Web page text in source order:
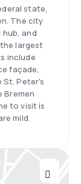
state,
The city
and
largest
include
façade,
St. Peter's
Bremen
to visit is
mild.